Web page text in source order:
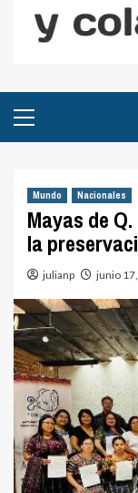
principal
Mundo Nacionales
Mayas de
la
julianp junio